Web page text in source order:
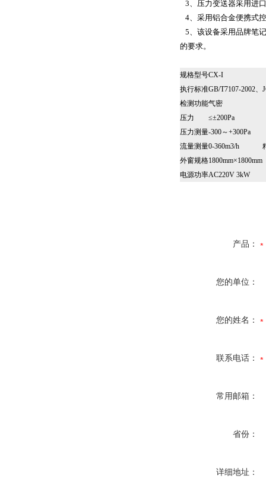
3、压力变送器采用进
4、采用铝合金便携式
5、该设备采用品牌笔
的要求。
规格型号CX-I
执行标准GB/T7107-2002、
检测功能气密
压力
≤±200Pa
压力测量-300～+300Pa
流量测量0-360m3/h 精
外窗规格1800mm×1800mm
电源功率AC220V 3kW
产品：
您的单位：
您的姓名：
联系电话：
常用邮箱：
省份：
详细地址：